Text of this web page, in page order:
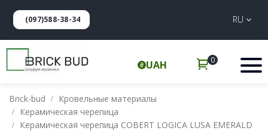
(097)588-38-34 RU
UAH 0
Brick-bud
Кровельные материалы
Керамическая черепица
Керамическая черепица COBERT LOGICA LUSA EMERALD